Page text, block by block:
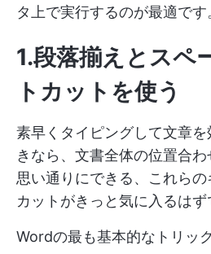
タ上で実行するのが最適です
1.段落揃えとスペ
トカットを使う
素早くタイピングして文章
きなら、文書全体の位置合
思い通りにできる、これら
カットがきっと気に入るはず
Wordの最も基本的なトリッ